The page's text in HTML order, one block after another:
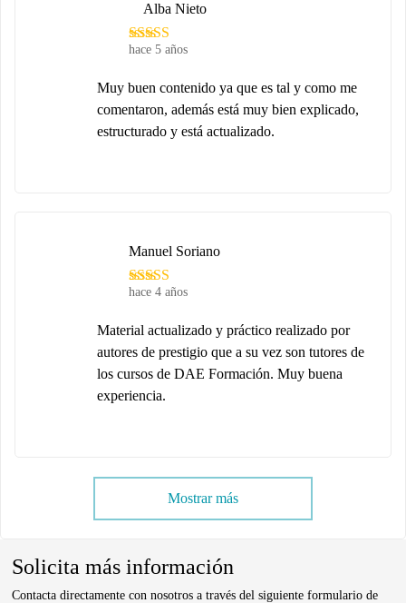
hace 5 años
Alba Nieto
Muy buen contenido ya que es tal y como me
comentaron, además está muy bien explicado,
estructurado y está actualizado.
hace 4 años
Manuel Soriano
Material actualizado y práctico realizado por
autores de prestigio que a su vez son tutores de
los cursos de DAE Formación. Muy buena
experiencia.
Mostrar más
Solicita más información
Contacta directamente con nosotros a través del siguiente formulario de